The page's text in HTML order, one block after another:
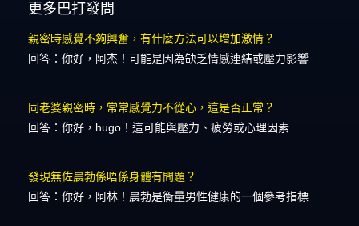
更多巴打發問
親密時感覺不夠興奮，有什麼方法可以增加激情？
回答：你好，阿杰！可能是因為缺乏情感連結或壓力影響
同老婆親密時，常常感覺力不從心，這是否正常？
回答：你好，hugo！這可能與壓力、疲勞或心理因素
發現無佐晨勃係唔係身體有問題？
回答：你好，阿林！晨勃是衡量男性健康的一個參考指標